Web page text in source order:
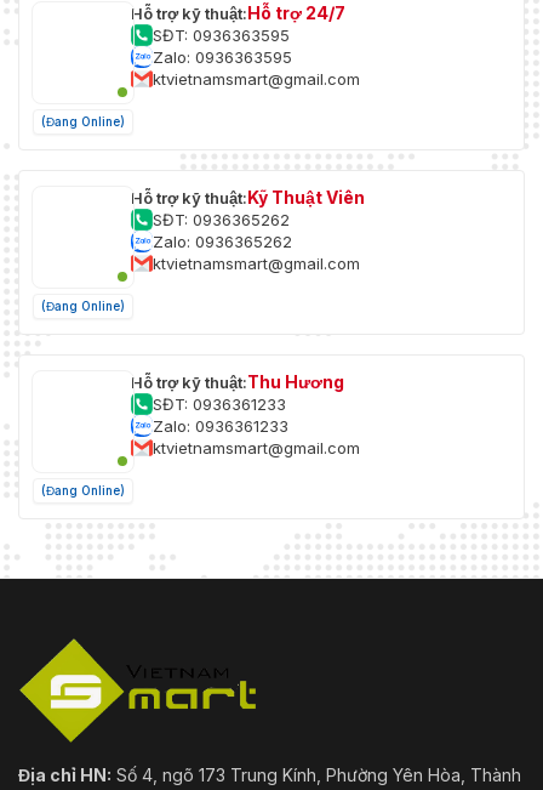
(Đang Online)
Hỗ trợ kỹ thuật:Hỗ trợ 24/7
SĐT: 0936363595
Zalo: 0936363595
ktvietnamsmart@gmail.com
(Đang Online)
Hỗ trợ kỹ thuật:Kỹ Thuật Viên
SĐT: 0936365262
Zalo: 0936365262
ktvietnamsmart@gmail.com
(Đang Online)
Hỗ trợ kỹ thuật:Thu Hương
SĐT: 0936361233
Zalo: 0936361233
ktvietnamsmart@gmail.com
Địa chỉ HN: Số 4, ngõ 173 Trung Kính, Phường Yên Hòa, Thành